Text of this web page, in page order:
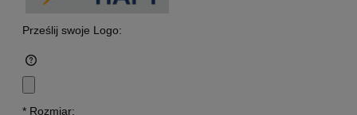
Prześlij swoje Logo:
* Rozmiar: